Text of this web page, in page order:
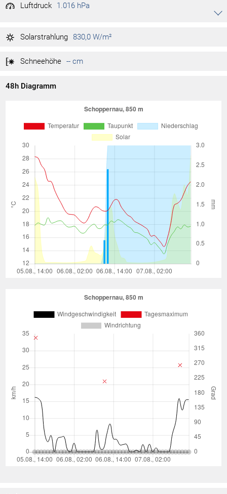
Luftdruck 1.016 hPa Akkordeon auf-/zuklappen
1.019 hPa Tag max.
Solarstrahlung 830,0 W/m²
Schneehöhe -- cm
48h Diagramm